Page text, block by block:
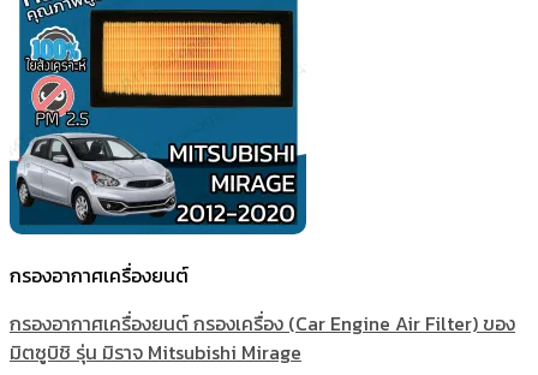
กรองอากาศเครื่องยนต์
กรองอากาศเครื่องยนต์ กรองเครื่อง (Car Engine Air Filter) ของ
มิตซูบิชิ รุ่น มิราจ Mitsubishi Mirage